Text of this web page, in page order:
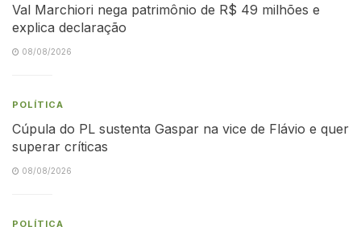
Val Marchiori nega patrimônio de R$ 49 milhões e
explica declaração
08/08/2026
POLÍTICA
Cúpula do PL sustenta Gaspar na vice de Flávio e quer
superar críticas
08/08/2026
POLÍTICA